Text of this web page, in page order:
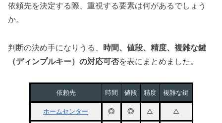
依頼先を決定する際、重視する要素は何があるでしょう
か。
判断の決め手になりうる、 時間、値段、精度、複雑な鍵
（ディンプルキー）の対応可否を表にまとめました。
依頼先 時間 値段 精度 複雑な鍵
ホームセンター ◎ ◎ △ △